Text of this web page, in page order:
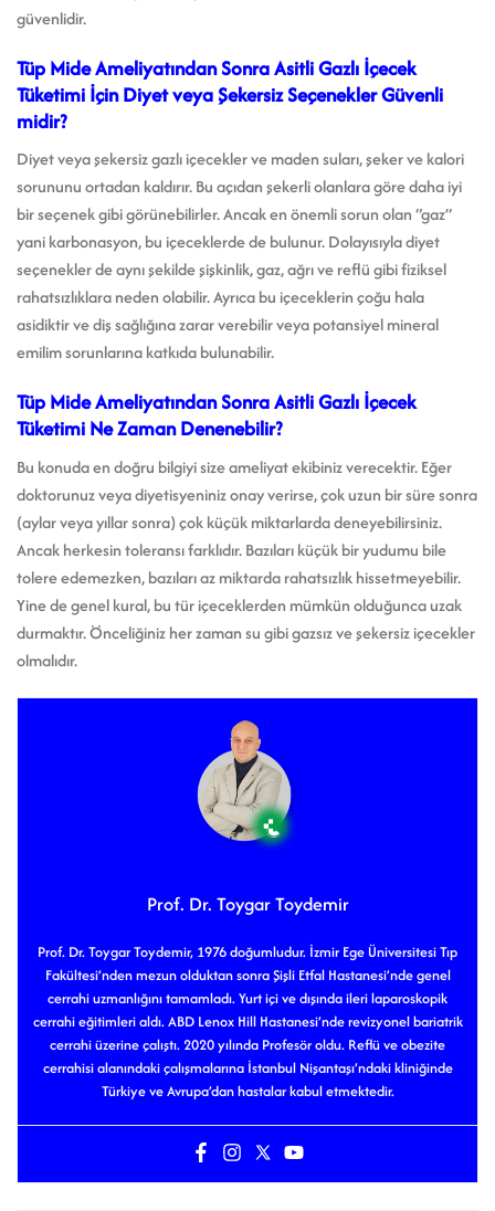
güvenlidir.
Tüp Mide Ameliyatından Sonra Asitli Gazlı İçecek
Tüketimi İçin Diyet veya Şekersiz Seçenekler Güvenli
midir?
Diyet veya şekersiz gazlı içecekler ve maden suları, şeker ve kalori
sorununu ortadan kaldırır. Bu açıdan şekerli olanlara göre daha iyi
bir seçenek gibi görünebilirler. Ancak en önemli sorun olan “gaz”
yani karbonasyon, bu içeceklerde de bulunur. Dolayısıyla diyet
seçenekler de aynı şekilde şişkinlik, gaz, ağrı ve reflü gibi fiziksel
rahatsızlıklara neden olabilir. Ayrıca bu içeceklerin çoğu hala
asidiktir ve diş sağlığına zarar verebilir veya potansiyel mineral
emilim sorunlarına katkıda bulunabilir.
Tüp Mide Ameliyatından Sonra Asitli Gazlı İçecek
Tüketimi Ne Zaman Denenebilir?
Bu konuda en doğru bilgiyi size ameliyat ekibiniz verecektir. Eğer
doktorunuz veya diyetisyeniniz onay verirse, çok uzun bir süre sonra
(aylar veya yıllar sonra) çok küçük miktarlarda deneyebilirsiniz.
Ancak herkesin toleransı farklıdır. Bazıları küçük bir yudumu bile
tolere edemezken, bazıları az miktarda rahatsızlık hissetmeyebilir.
Yine de genel kural, bu tür içeceklerden mümkün olduğunca uzak
durmaktır. Önceliğiniz her zaman su gibi gazsız ve şekersiz içecekler
olmalıdır.
Prof. Dr. Toygar Toydemir
Prof. Dr. Toygar Toydemir, 1976 doğumludur. İzmir Ege Üniversitesi Tıp
Fakültesi’nden mezun olduktan sonra Şişli Etfal Hastanesi’nde genel
cerrahi uzmanlığını tamamladı. Yurt içi ve dışında ileri laparoskopik
cerrahi eğitimleri aldı. ABD Lenox Hill Hastanesi’nde revizyonel bariatrik
cerrahi üzerine çalıştı. 2020 yılında Profesör oldu. Reflü ve obezite
cerrahisi alanındaki çalışmalarına İstanbul Nişantaşı’ndaki kliniğinde
Türkiye ve Avrupa’dan hastalar kabul etmektedir.